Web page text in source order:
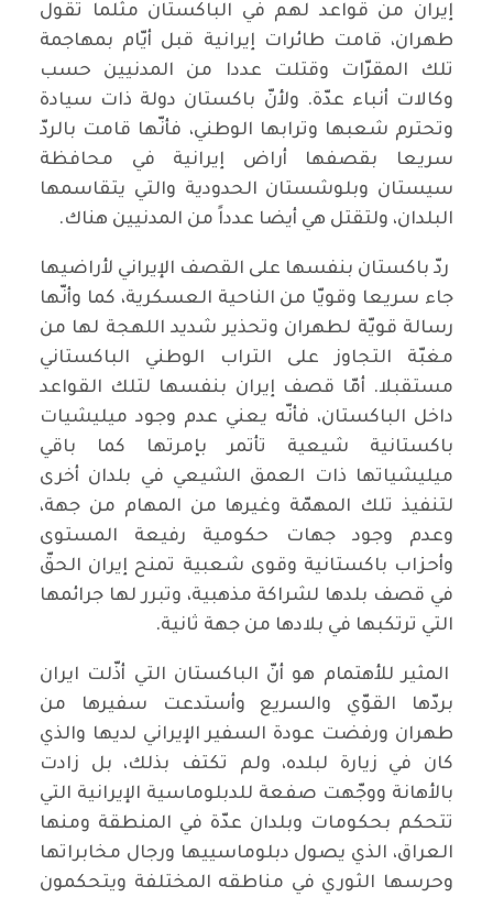
إيران من قواعد لهم في الباكستان مثلما تقول
طهران، قامت طائرات إيرانية قبل أيّام بمهاجمة
تلك المقرّات وقتلت عددا من المدنيين حسب
وكالات أنباء عدّة. ولأنّ باكستان دولة ذات سيادة
وتحترم شعبها وترابها الوطني، فأنّها قامت بالردّ
سريعا بقصفها أراض إيرانية في محافظة
سيستان وبلوشستان الحدودية والتي يتقاسمها
البلدان، ولتقتل هي أيضا عدداً من المدنيين هناك.
ردّ باكستان بنفسها على القصف الإيراني لأراضيها
جاء سريعا وقويّا من الناحية العسكرية، كما وأنّها
رسالة قويّة لطهران وتحذير شديد اللهجة لها من
مغبّة التجاوز على التراب الوطني الباكستاني
مستقبلا. أمّا قصف إيران بنفسها لتلك القواعد
داخل الباكستان، فأنّه يعني عدم وجود ميليشيات
باكستانية شيعية تأتمر بإمرتها كما باقي
ميليشياتها ذات العمق الشيعي في بلدان أخرى
لتنفيذ تلك المهمّة وغيرها من المهام من جهة،
وعدم وجود جهات حكومية رفيعة المستوى
وأحزاب باكستانية وقوى شعبية تمنح إيران الحقّ
في قصف بلدها لشراكة مذهبية، وتبرر لها جرائمها
التي ترتكبها في بلادها من جهة ثانية.
المثير للأهتمام هو أنّ الباكستان التي أذّلت ايران
بردّها القوّي والسريع وأستدعت سفيرها من
طهران ورفضت عودة السفير الإيراني لديها والذي
كان في زيارة لبلده، ولم تكتف بذلك، بل زادت
بالأهانة ووجّهت صفعة للدبلوماسية الإيرانية التي
تتحكم بحكومات وبلدان عدّة في المنطقة ومنها
العراق، الذي يصول دبلوماسييها ورجال مخابراتها
وحرسها الثوري في مناطقه المختلفة ويتحكمون